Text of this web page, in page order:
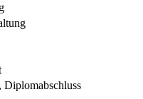
Diplomabschluss